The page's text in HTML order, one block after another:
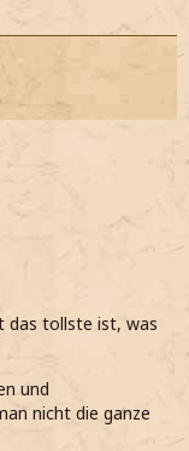
das tollste ist, was
und
nicht die ganze